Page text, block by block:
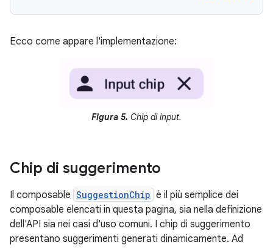
Ecco come appare l'implementazione:
Figura 5. Chip di input.
Chip di suggerimento
Il composable SuggestionChip è il più semplice dei
composable elencati in questa pagina, sia nella definizione
dell'API sia nei casi d'uso comuni. I chip di suggerimento
presentano suggerimenti generati dinamicamente. Ad